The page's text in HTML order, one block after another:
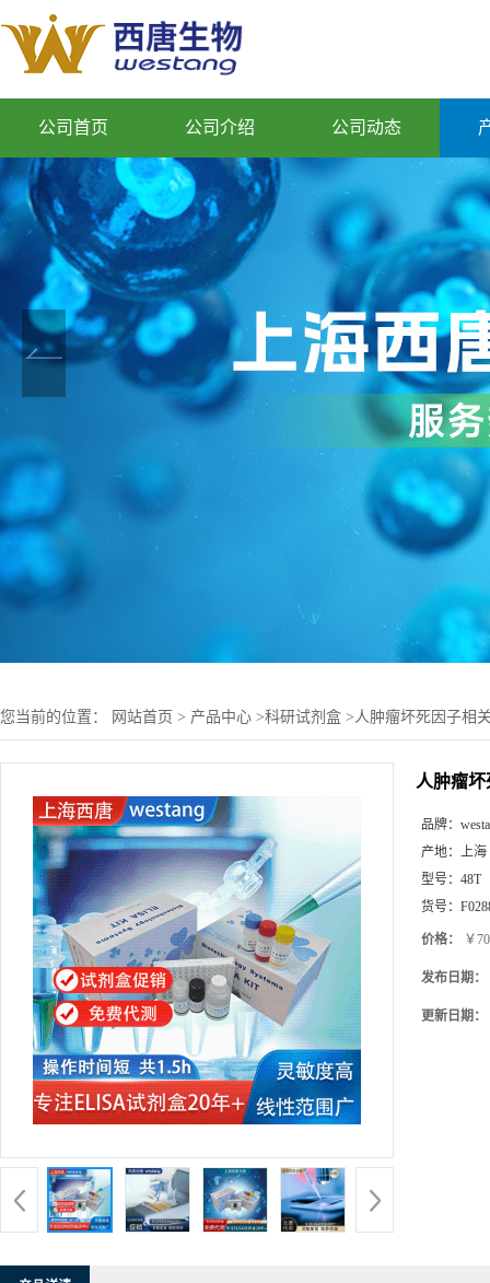
公司首页 公司介绍 公司动态
您当前的位置： 网站首页 > 产品中心 >科研试剂盒 >人肿瘤坏死因子相
人肿瘤
品牌：
产地： 上海
型号： 48T
货号：
价格： ￥
发布日期：
更新日期：